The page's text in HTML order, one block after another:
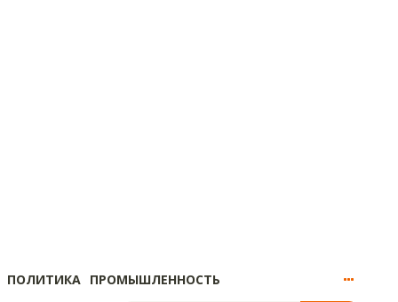
ПОЛИТИКА ПРОМЫШЛЕННОСТЬ